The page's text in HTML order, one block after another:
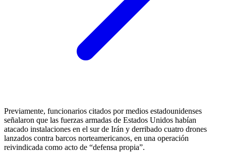
Previamente, funcionarios citados por medios estadounidenses
señalaron que las fuerzas armadas de Estados Unidos habían
atacado instalaciones en el sur de Irán y derribado cuatro drones
lanzados contra barcos norteamericanos, en una operación
reivindicada como acto de “defensa propia”.